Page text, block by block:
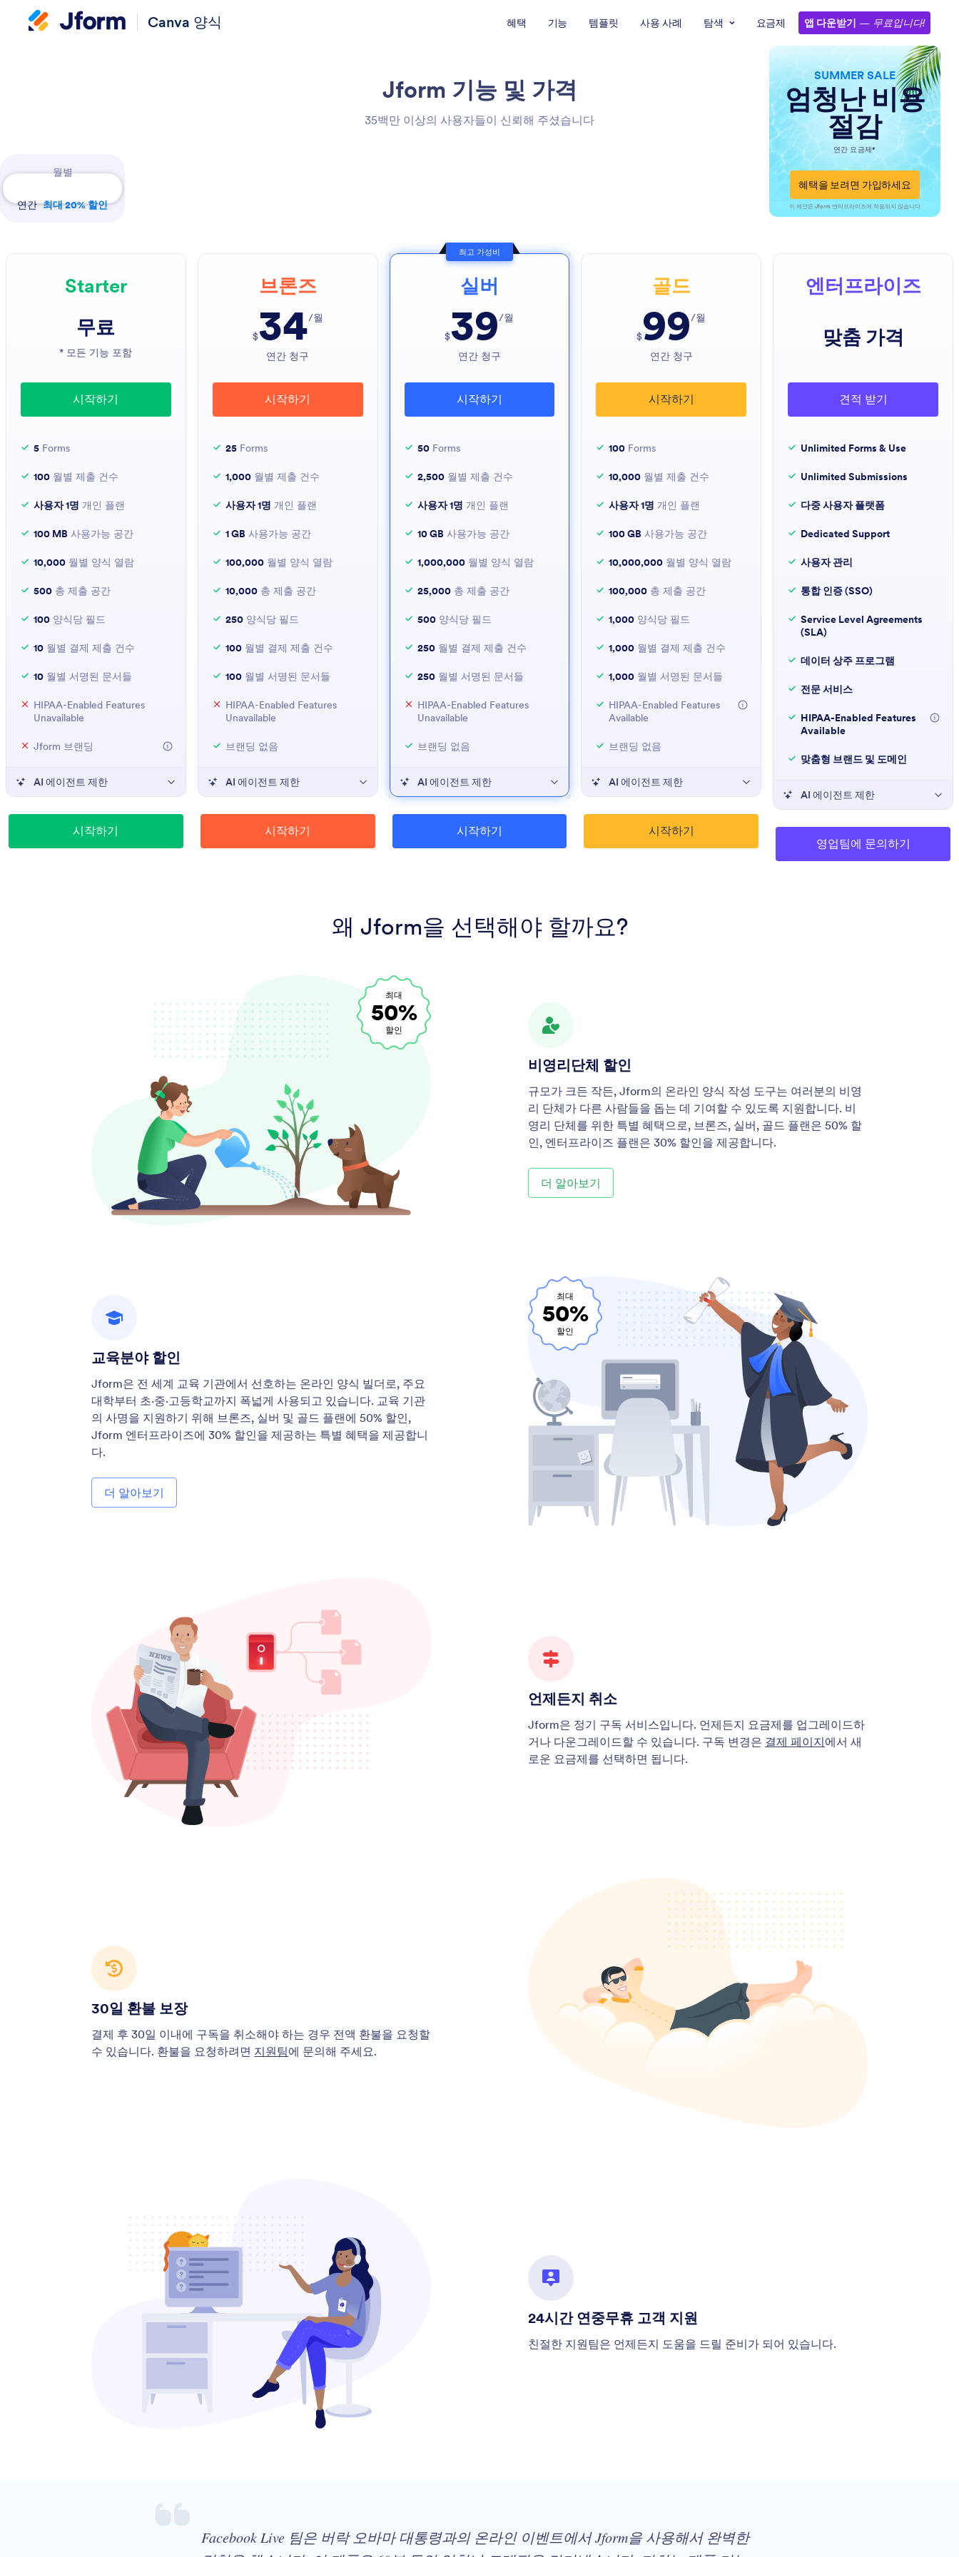
Canva 양식 혜택 기능 템플릿 사용 사례 탐색 요금제 앱 다운받기 — 무료입니다!
Jform 기능 및 가격
35백만 이상의 사용자들이 신뢰해 주셨습니다
SUMMER SALE
엄청난 비용
절감
연간 요금제*
혜택을 보려면 가입하세요
이 제안은 Jform 엔터프라이즈에 적용되지 않습니다
월별
연간 최대 20% 할인
Starter
무료
* 모든 기능 포함
시작하기
5 Forms
100 월별 제출 건수
사용자 1명 개인 플랜
100 MB 사용가능 공간
10,000 월별 양식 열람
500 총 제출 공간
100 양식당 필드
10 월별 결제 제출 건수
10 월별 서명된 문서들
HIPAA-Enabled Features
Unavailable
Jform 브랜딩
AI 에이전트 제한
시작하기
브론즈
$34/월
연간 청구
시작하기
25Forms
1,000월별 제출 건수
사용자 1명 개인 플랜
1 GB 사용가능 공간
100,000월별 양식 열람
10,000총 제출 공간
250양식당 필드
100월별 결제 제출 건수
100월별 서명된 문서들
HIPAA-Enabled Features
Unavailable
브랜딩 없음
AI 에이전트 제한
시작하기
최고 가성비
실버
$39/월
연간 청구
시작하기
50Forms
2,500월별 제출 건수
사용자 1명 개인 플랜
10 GB 사용가능 공간
1,000,000월별 양식 열람
25,000총 제출 공간
500양식당 필드
250월별 결제 제출 건수
250월별 서명된 문서들
HIPAA-Enabled Features
Unavailable
브랜딩 없음
AI 에이전트 제한
시작하기
골드
$99/월
연간 청구
시작하기
100 Forms
10,000 월별 제출 건수
사용자 1명 개인 플랜
100 GB 사용가능 공간
10,000,000 월별 양식 열람
100,000 총 제출 공간
1,000 양식당 필드
1,000 월별 결제 제출 건수
1,000 월별 서명된 문서들
HIPAA-Enabled Features
Available
브랜딩 없음
AI 에이전트 제한
시작하기
엔터프라이즈
맞춤 가격
견적 받기
Unlimited Forms & Use
Unlimited Submissions
다중 사용자 플랫폼
Dedicated Support
사용자 관리
통합 인증 (SSO)
Service Level Agreements
(SLA)
데이터 상주 프로그램
전문 서비스
HIPAA-Enabled Features
Available
맞춤형 브랜드 및 도메인
AI 에이전트 제한
영업팀에 문의하기
왜 Jform을 선택해야 할까요?
최대
50%
할인
비영리단체 할인
규모가 크든 작든, Jform의 온라인 양식 작성 도구는 여러분의 비영
리 단체가 다른 사람들을 돕는 데 기여할 수 있도록 지원합니다. 비
영리 단체를 위한 특별 혜택으로, 브론즈, 실버, 골드 플랜은 50% 할
인, 엔터프라이즈 플랜은 30% 할인을 제공합니다.
더 알아보기
교육분야 할인
Jform은 전 세계 교육 기관에서 선호하는 온라인 양식 빌더로, 주요
대학부터 초·중·고등학교까지 폭넓게 사용되고 있습니다. 교육 기관
의 사명을 지원하기 위해 브론즈, 실버 및 골드 플랜에 50% 할인,
Jform 엔터프라이즈에 30% 할인을 제공하는 특별 혜택을 제공합니
다.
더 알아보기
최대
50%
할인
언제든지 취소
Jform은 정기 구독 서비스입니다. 언제든지 요금제를 업그레이드하
거나 다운그레이드할 수 있습니다. 구독 변경은 결제 페이지에서 새
로운 요금제를 선택하면 됩니다.
30일 환불 보장
결제 후 30일 이내에 구독을 취소해야 하는 경우 전액 환불을 요청할
수 있습니다. 환불을 요청하려면 지원팀에 문의해 주세요.
24시간 연중무휴 고객 지원
친절한 지원팀은 언제든지 도움을 드릴 준비가 되어 있습니다.
Facebook Live 팀은 버락 오바마 대통령과의 온라인 이벤트에서 Jform을 사용해서 완벽한